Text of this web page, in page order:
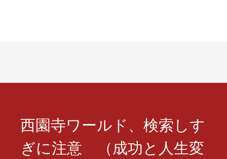
ョ
西園寺ワールド、検索しす
ぎに注意 （成功と人生変